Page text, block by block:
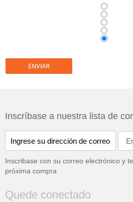
Inscríbase a nuestra lista de
Inscribase con su correo electrónico y
próxima compra
Quede conectado